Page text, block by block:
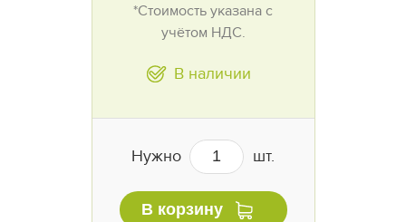
*Стоимость указана с
учётом НДС.
В наличии
Нужно шт.
В корзину